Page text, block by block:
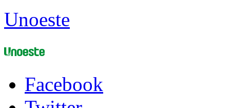
Unoeste
Facebook